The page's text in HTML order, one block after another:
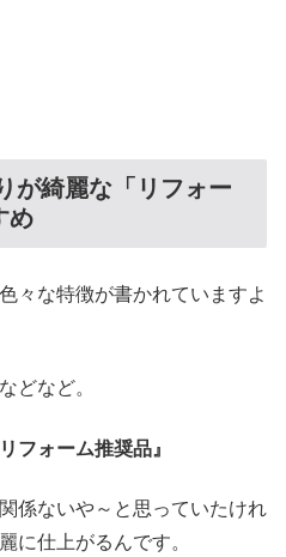
が綺麗な「リフォー
め
々な特徴が書かれていますよ
どなど。
リフォーム推奨品』
係ないや～と思っていたけれ
に仕上がるんです。